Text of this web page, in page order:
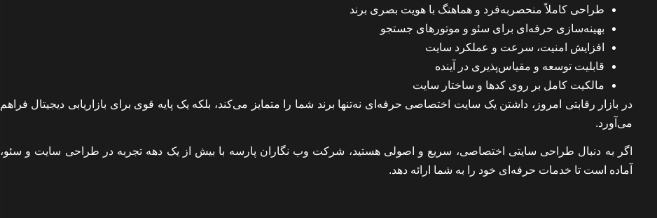
طراحی کاملاً منحصربه‌فرد و هماهنگ با هویت بصری برند
بهینه‌سازی حرفه‌ای برای سئو و موتورهای جستجو
افزایش امنیت، سرعت و عملکرد سایت
قابلیت توسعه و مقیاس‌پذیری در آینده
مالکیت کامل بر روی کدها و ساختار سایت
در بازار رقابتی امروز، داشتن یک سایت اختصاصی حرفه‌ای نه‌تنها برند شما را متمایز می‌کند، بلکه یک پایه قوی برای بازاریابی دیجیتال فراهم
می‌آورد.
اگر به دنبال طراحی سایتی اختصاصی، سریع و اصولی هستید، شرکت وب نگاران پارسه با بیش از یک دهه تجربه در طراحی سایت و سئو،
آماده است تا خدمات حرفه‌ای خود را به شما ارائه دهد.